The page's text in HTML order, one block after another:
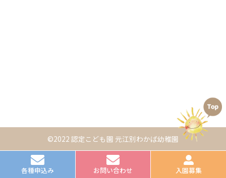
©2022 認定こども園 元江別わかば幼稚園
各種申込み お問い合わせ 入園募集